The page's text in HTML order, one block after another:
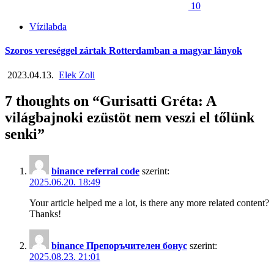
10
Vízilabda
Szoros vereséggel zártak Rotterdamban a magyar lányok
2023.04.13. Elek Zoli
7 thoughts on “Gurisatti Gréta: A
világbajnoki ezüstöt nem veszi el tőlünk
senki”
binance referral code szerint:
2025.06.20. 18:49
Your article helped me a lot, is there any more related content?
Thanks!
binance Препоръчителен бонус szerint:
2025.08.23. 21:01